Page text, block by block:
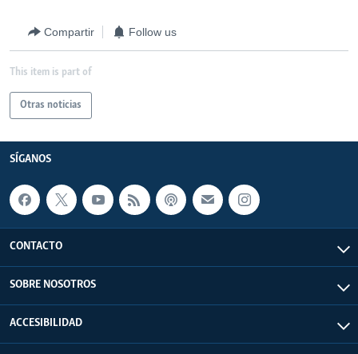
Compartir Follow us
This item is part of
Otras noticias
SÍGANOS
CONTACTO
SOBRE NOSOTROS
ACCESIBILIDAD